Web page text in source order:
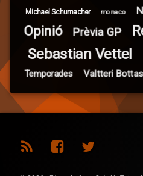
Michael Schumacher monaco
Opinió Prèvia GP
Sebastian Vettel
Temporades Valtteri Bottas
RSS Facebook
Twitter